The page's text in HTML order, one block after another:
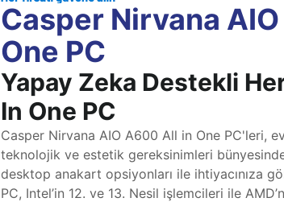
Casper Nirvana
One PC
Yapay Zeka Destekli
In One PC
Casper Nirvana AIO A600 All in One PC'leri,
teknolojik ve estetik gereksinimleri
desktop anakart opsiyonları ile ihtiyacınıza
PC, Intel’in 12. ve 13. Nesil işlemcileri ile